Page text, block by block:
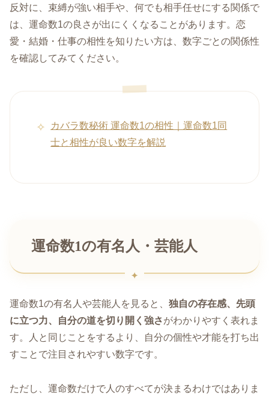
反対に、束縛が強い相手や、何でも相手任せにする関係で
は、運命数1の良さが出にくくなることがあります。恋
愛・結婚・仕事の相性を知りたい方は、数字ごとの関係性
を確認してみてください。
カバラ数秘術 運命数1の相性｜運命数1同
士と相性が良い数字を解説
運命数1の有名人・芸能人
運命数1の有名人や芸能人を見ると、 独自の存在感、先頭
に立つ力、自分の道を切り開く強さがわかりやすく表れま
す。人と同じことをするより、自分の個性や才能を打ち出
すことで注目されやすい数字です。
ただし、運命数だけで人のすべてが決まるわけではありま